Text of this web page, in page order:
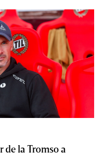
de la Tromso a